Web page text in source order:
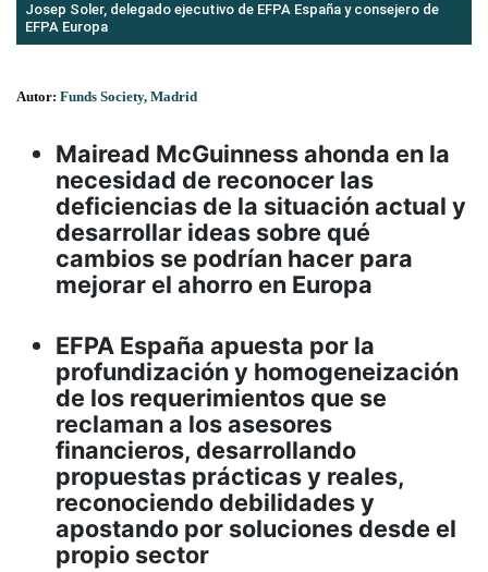
Josep Soler, delegado ejecutivo de EFPA España y consejero de
EFPA Europa
Autor: Funds Society, Madrid
Mairead McGuinness ahonda en la
necesidad de reconocer las
deficiencias de la situación actual y
desarrollar ideas sobre qué
cambios se podrían hacer para
mejorar el ahorro en Europa
EFPA España apuesta por la
profundización y homogeneización
de los requerimientos que se
reclaman a los asesores
financieros, desarrollando
propuestas prácticas y reales,
reconociendo debilidades y
apostando por soluciones desde el
propio sector